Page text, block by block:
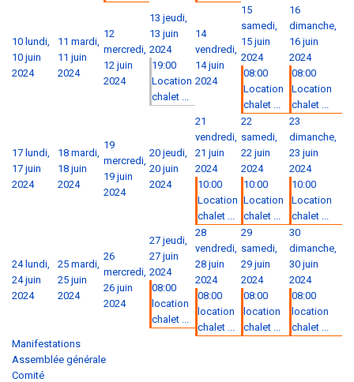
10 lundi,
10 juin
2024
11 mardi,
11 juin
2024
12
mercredi,
12 juin
2024
13 jeudi,
13 juin
2024
19:00
Location
chalet ...
14
vendredi,
14 juin
2024
15
samedi,
15 juin
2024
08:00
Location
chalet ...
16
dimanche,
16 juin
2024
08:00
Location
chalet ...
17 lundi,
17 juin
2024
18 mardi,
18 juin
2024
19
mercredi,
19 juin
2024
20 jeudi,
20 juin
2024
21
vendredi,
21 juin
2024
10:00
Location
chalet ...
22
samedi,
22 juin
2024
10:00
Location
chalet ...
23
dimanche,
23 juin
2024
10:00
Location
chalet ...
24 lundi,
24 juin
2024
25 mardi,
25 juin
2024
26
mercredi,
26 juin
2024
27 jeudi,
27 juin
2024
08:00
location
chalet ...
28
vendredi,
28 juin
2024
08:00
location
chalet ...
29
samedi,
29 juin
2024
08:00
location
chalet ...
30
dimanche,
30 juin
2024
08:00
location
chalet ...
Manifestations
Assemblée générale
Comité